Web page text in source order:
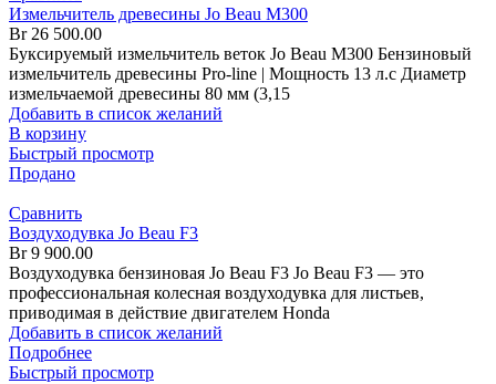
Измельчитель древесины Jo Beau M300
Br26 500.00
Буксируемый измельчитель веток Jo Beau M300 Бензиновый
измельчитель древесины Pro-line | Мощность 13 л.с Диаметр
измельчаемой древесины 80 мм (3,15
Добавить в список желаний
В корзину
Быстрый просмотр
Продано
Сравнить
Воздуходувка Jo Beau F3
Br9 900.00
Воздуходувка бензиновая Jo Beau F3 Jo Beau F3 — это
профессиональная колесная воздуходувка для листьев,
приводимая в действие двигателем Honda
Добавить в список желаний
Подробнее
Быстрый просмотр